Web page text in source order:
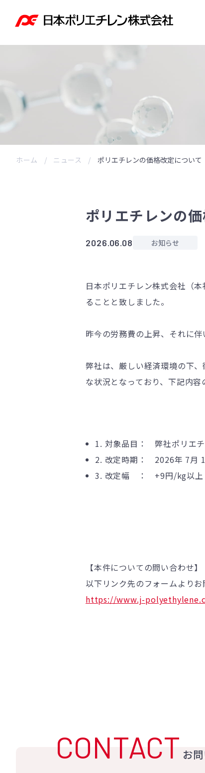
ホーム ニュース ポリエチレンの価格改定について
ポリエチレンの
2026.06.08 お知らせ
日本ポリエチレン株式会社（
ることと致しました。
昨今の労務費の上昇、それに
弊社は、厳しい経済環境の下
な状況となっており、下記内
1. 対象品目： 弊社ポリエ
2. 改定時期： 2026年 7月
3. 改定幅 ： +9円/kg以上
【本件についての問い合わせ】
以下リンク先のフォームよりお
https://www.j-
CONTACT お